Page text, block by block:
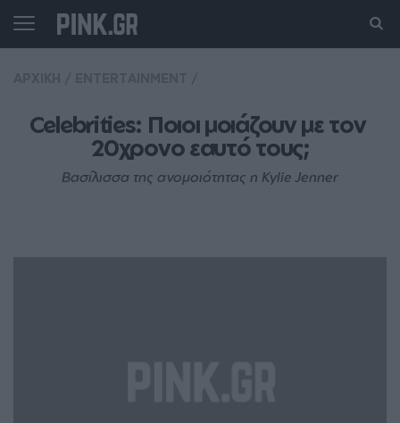
Celebrities: Ποιοι μοιάζουν με τον
20χρονο εαυτό τους;
Βασίλισσα της ανομοιότητας η Kylie Jenner